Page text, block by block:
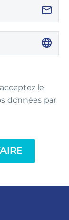
le
données par